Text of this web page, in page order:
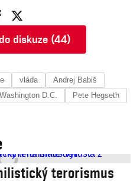
diskuze (44)
vláda
Andrej Babiš
Washington D.C.
Pete Hegseth
terorismus